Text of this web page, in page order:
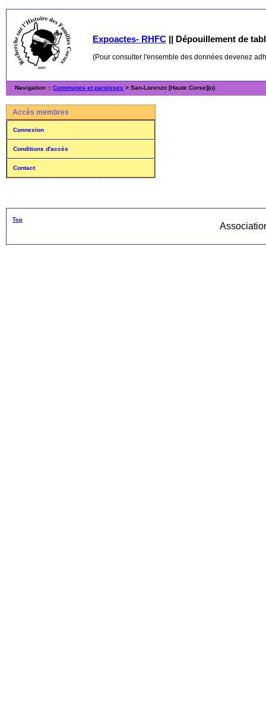
Expoactes- RHFC || Dépouillement de
(Pour consulter l'ensemble des données devenez
Navigation :: Communes et paroisses > San-Lorenzo [Haute Corse](o)
Accès membres
Connexion
Conditions d'accès
Contact
Top